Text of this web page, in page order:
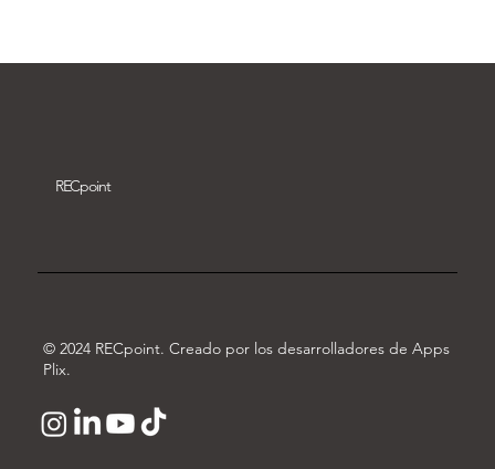
RECpoint
© 2024 RECpoint. Creado por los desarrolladores de Apps
Plix.